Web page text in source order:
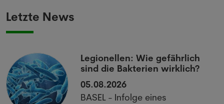
Letzte News
Legionellen: Wie gefährlich
sind die Bakterien wirklich?
05.08.2026
BASEL - Infolge eines